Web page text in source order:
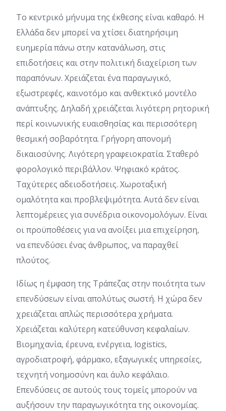
Το κεντρικό μήνυμα της έκθεσης είναι καθαρό. Η
Ελλάδα δεν μπορεί να χτίσει διατηρήσιμη
ευημερία πάνω στην κατανάλωση, στις
επιδοτήσεις και στην πολιτική διαχείριση των
παραπόνων. Χρειάζεται ένα παραγωγικό,
εξωστρεφές, καινοτόμο και ανθεκτικό μοντέλο
ανάπτυξης. Δηλαδή χρειάζεται λιγότερη ρητορική
περί κοινωνικής ευαισθησίας και περισσότερη
θεσμική σοβαρότητα. Γρήγορη απονομή
δικαιοσύνης. Λιγότερη γραφειοκρατία. Σταθερό
φορολογικό περιβάλλον. Ψηφιακό κράτος.
Ταχύτερες αδειοδοτήσεις. Χωροταξική
ομαλότητα και προβλεψιμότητα. Αυτά δεν είναι
λεπτομέρειες για συνέδρια οικονομολόγων. Είναι
οι προϋποθέσεις για να ανοίξει μια επιχείρηση,
να επενδύσει ένας άνθρωπος, να παραχθεί
πλούτος.
Ιδίως η έμφαση της Τράπεζας στην ποιότητα των
επενδύσεων είναι απολύτως σωστή. Η χώρα δεν
χρειάζεται απλώς περισσότερα χρήματα.
Χρειάζεται καλύτερη κατεύθυνση κεφαλαίων.
Βιομηχανία, έρευνα, ενέργεια, logistics,
αγροδιατροφή, φάρμακο, εξαγωγικές υπηρεσίες,
τεχνητή νοημοσύνη και άυλο κεφάλαιο.
Επενδύσεις σε αυτούς τους τομείς μπορούν να
αυξήσουν την παραγωγικότητα της οικονομίας.